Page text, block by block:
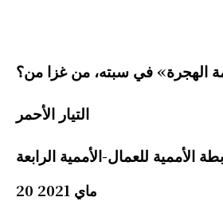
الهجرة» في سبته، من غزا من؟
التيار الأحمر
الأممية للعمال-الأممية الرابعة
20 ماي 2021